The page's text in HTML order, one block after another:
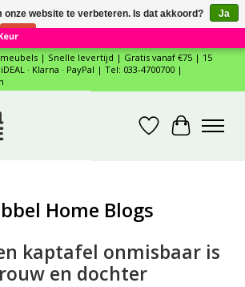
12 Reviews ×
| Snelle levertijd | Gratis vanaf €75 | 15
· Klarna · PayPal | Tel: 033-4700700 |
Verlanglijst
Home Blogs
kaptafel onmisbaar is
en dochter
onze website te verbeteren. Is dat akkoord?
Ja
Nee